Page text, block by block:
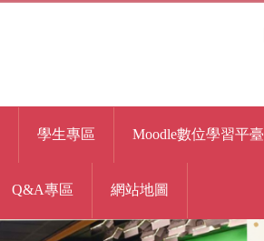
學生專區 Moodle數位學習平臺
Q&A專區 網站地圖